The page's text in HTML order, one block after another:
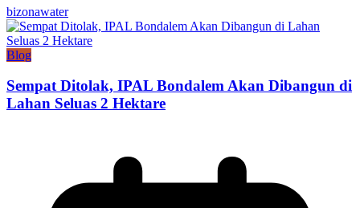
bizonawater
Blog
Sempat Ditolak, IPAL Bondalem Akan Dibangun di
Lahan Seluas 2 Hektare